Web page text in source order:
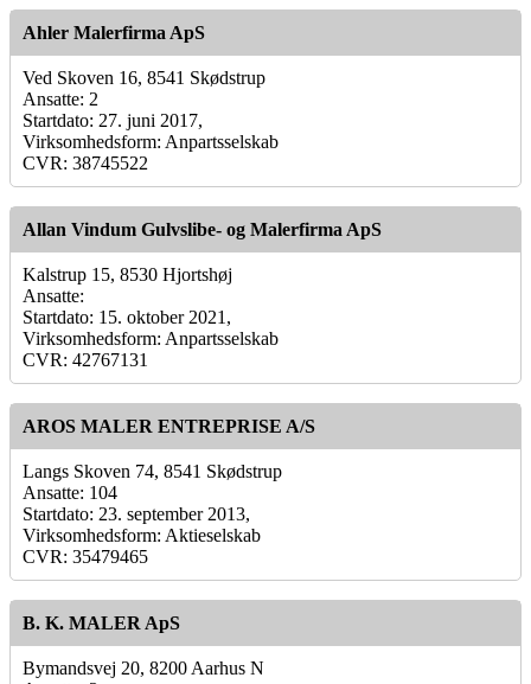
Ahler Malerfirma ApS
Ved Skoven 16, 8541 Skødstrup
Ansatte: 2
Startdato: 27. juni 2017,
Virksomhedsform: Anpartsselskab
CVR: 38745522
Allan Vindum Gulvslibe- og Malerfirma ApS
Kalstrup 15, 8530 Hjortshøj
Ansatte:
Startdato: 15. oktober 2021,
Virksomhedsform: Anpartsselskab
CVR: 42767131
AROS MALER ENTREPRISE A/S
Langs Skoven 74, 8541 Skødstrup
Ansatte: 104
Startdato: 23. september 2013,
Virksomhedsform: Aktieselskab
CVR: 35479465
B. K. MALER ApS
Bymandsvej 20, 8200 Aarhus N